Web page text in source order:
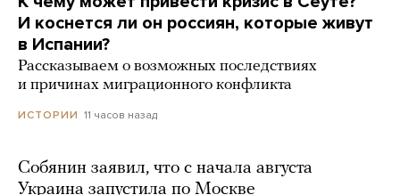
И коснется ли он россиян, которые живут
в Испании?
Рассказываем о возможных последствиях
и причинах миграционного конфликта
ИСТОРИИ 11 часов назад
Собянин заявил, что с начала августа
Украина запустила по Москве